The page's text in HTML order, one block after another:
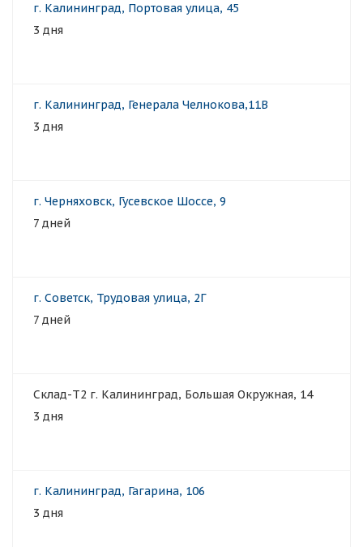
3 дня
г. Калининград, Портовая улица, 45
3 дня
г. Калининград, Генерала Челнокова,11В
7 дней
г. Черняховск, Гусевское Шоссе, 9
7 дней
г. Советск, Трудовая улица, 2Г
3 дня
Склад-Т2 г. Калининград, Большая Окружная, 14
3 дня
г. Калининград, Гагарина, 106